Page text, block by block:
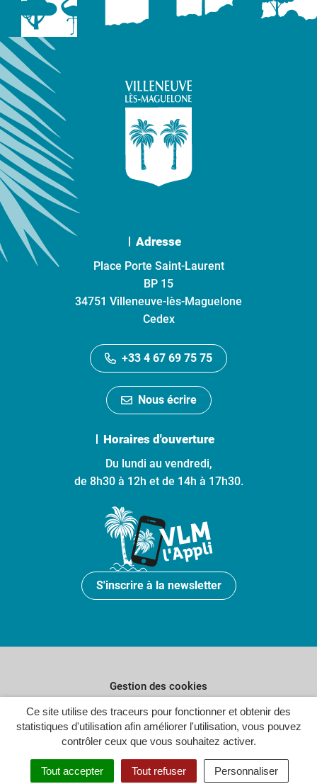
Ce site utilise des traceurs pour fonctionner et obtenir des
statistiques d'utilisation afin améliorer l'utilisation, vous pouvez
contrôler ceux que vous souhaitez activer.
Tout accepter Tout refuser Personnaliser
Adresse
Place Porte Saint-Laurent
BP 15
34751 Villeneuve-lès-Maguelone
Cedex
+33 4 67 69 75 75
Nous écrire
Horaires d'ouverture
Du lundi au vendredi,
de 8h30 à 12h et de 14h à 17h30.
S'inscrire à la newsletter
Gestion des cookies
Plan du site
Politique de confidentialité
Crédits